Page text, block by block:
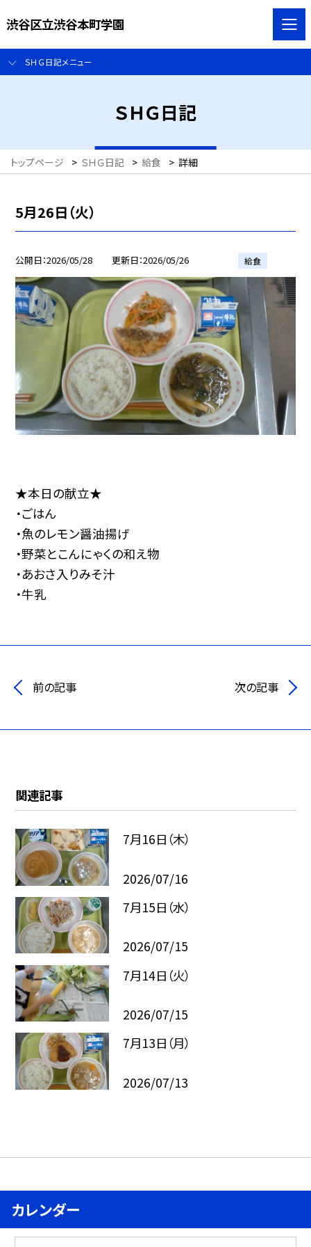
渋谷区立渋谷本町学園
ＳＨＧ日記メニュー
ＳＨＧ日記
トップページ > ＳＨＧ日記 > 給食 > 詳細
5月26日（火）
公開日 2026/05/28 更新日 2026/05/26 給食
★本日の献立★
・ごはん
・魚のレモン醤油揚げ
・野菜とこんにゃくの和え物
・あおさ入りみそ汁
・牛乳
前の記事 次の記事
関連記事
7月16日（木）
2026/07/16
7月15日（水）
2026/07/15
7月14日（火）
2026/07/15
7月13日（月）
2026/07/13
カレンダー